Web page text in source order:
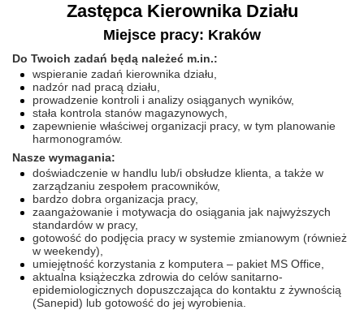
Zastępca Kierownika Działu
Miejsce pracy: Kraków
Do Twoich zadań będą należeć m.in.:
wspieranie zadań kierownika działu,
nadzór nad pracą działu,
prowadzenie kontroli i analizy osiąganych wyników,
stała kontrola stanów magazynowych,
zapewnienie właściwej organizacji pracy, w tym planowanie
harmonogramów.
Nasze wymagania:
doświadczenie w handlu lub/i obsłudze klienta, a także w
zarządzaniu zespołem pracowników,
bardzo dobra organizacja pracy,
zaangażowanie i motywacja do osiągania jak najwyższych
standardów w pracy,
gotowość do podjęcia pracy w systemie zmianowym (również
w weekendy),
umiejętność korzystania z komputera – pakiet MS Office,
aktualna książeczka zdrowia do celów sanitarno-
epidemiologicznych dopuszczająca do kontaktu z żywnością
(Sanepid) lub gotowość do jej wyrobienia.